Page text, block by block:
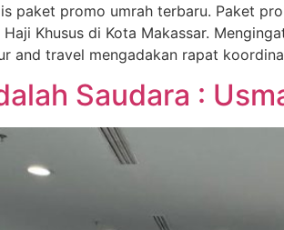
paket promo umrah terbaru. Paket
Khusus di Kota Makassar.
and travel mengadakan rapat
Saudara :